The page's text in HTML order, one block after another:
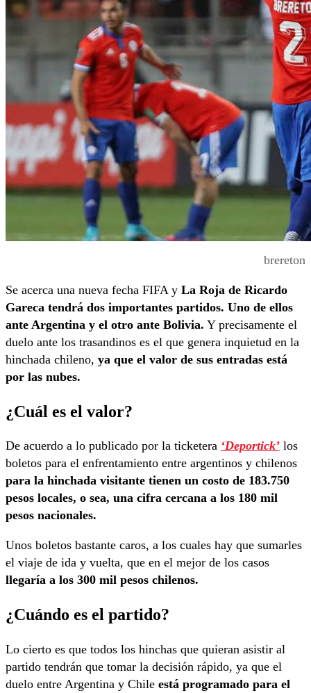
brereton
Se acerca una nueva fecha FIFA y La Roja de Ricardo
Gareca tendrá dos importantes partidos. Uno de ellos
ante Argentina y el otro ante Bolivia. Y precisamente el
duelo ante los trasandinos es el que genera inquietud en la
hinchada chileno, ya que el valor de sus entradas está
por las nubes.
¿Cuál es el valor?
De acuerdo a lo publicado por la ticketera ‘Deportick’ los
boletos para el enfrentamiento entre argentinos y chilenos
para la hinchada visitante tienen un costo de 183.750
pesos locales, o sea, una cifra cercana a los 180 mil
pesos nacionales.
Unos boletos bastante caros, a los cuales hay que sumarles
el viaje de ida y vuelta, que en el mejor de los casos
llegaría a los 300 mil pesos chilenos.
¿Cuándo es el partido?
Lo cierto es que todos los hinchas que quieran asistir al
partido tendrán que tomar la decisión rápido, ya que el
duelo entre Argentina y Chile está programado para el